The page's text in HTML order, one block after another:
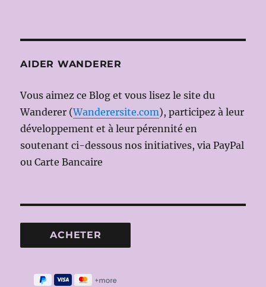
AIDER WANDERER
Vous aimez ce Blog et vous lisez le site du
Wanderer (Wanderersite.com), participez à leur
développement et à leur pérennité en
soutenant ci-dessous nos initiatives, via PayPal
ou Carte Bancaire